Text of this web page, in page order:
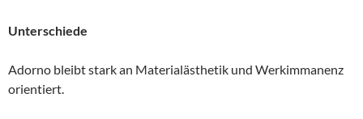
Unterschiede
Adorno bleibt stark an Materialästhetik und Werkimmanenz
orientiert.